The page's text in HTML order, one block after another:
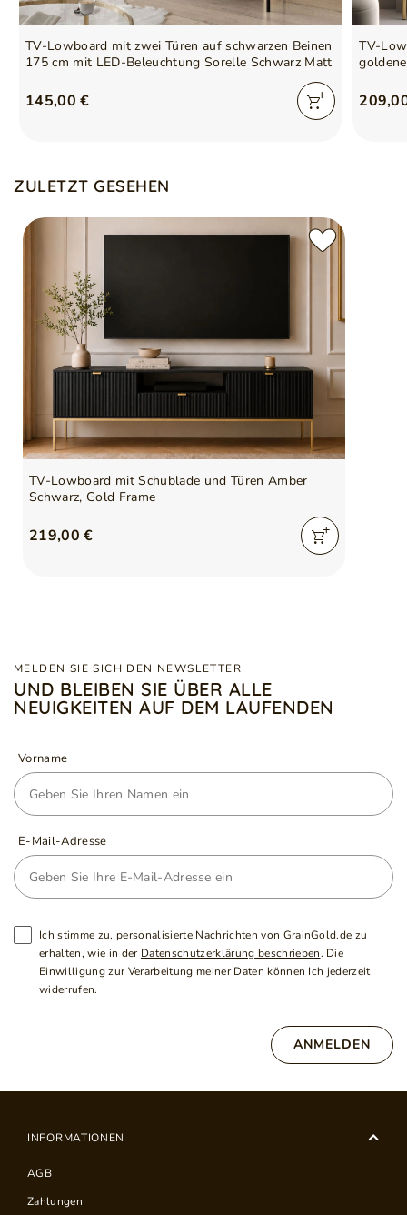
TV-Lowboard mit zwei Türen auf schwarzen Beinen
175 cm mit LED-Beleuchtung Sorelle Schwarz Matt
145,00 €
TV-
ZULETZT GESEHEN
TV-Lowboard mit Schublade und Türen Amber
Schwarz, Gold Frame
219,00 €
MELDEN SIE SICH DEN NEWSLETTER
UND BLEIBEN SIE ÜBER ALLE
NEUIGKEITEN AUF DEM LAUFENDEN
Vorname
E-Mail-Adresse
Ich stimme zu, personalisierte Nachrichten von GrainGold.de zu
erhalten, wie in der Datenschutzerklärung beschrieben. Die
Einwilligung zur Verarbeitung meiner Daten können Ich jederzeit
widerrufen.
ANMELDEN
INFORMATIONEN
AGB
Zahlungen